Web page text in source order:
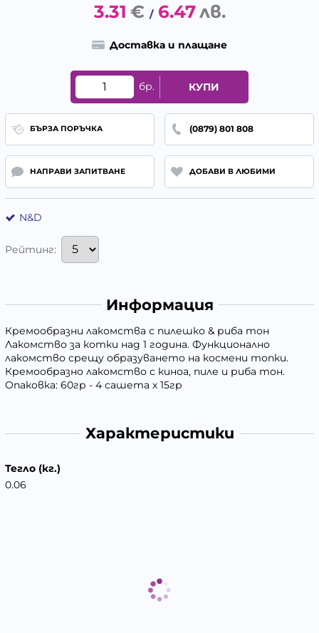
3.31 € / 6.47лв.
Доставка и плащане
бр. КУПИ
БЪРЗА ПОРЪЧКА (0879) 801 808
НАПРАВИ ЗАПИТВАНЕ ДОБАВИ В ЛЮБИМИ
N&D
Рейтинг:
Информация
Кремообразни лакомства с пилешко & риба тон
Лакомство за котки над 1 година. Функционално
лакомство срещу образуването на космени топки.
Кремообразно лакомство с киноа, пиле и риба тон.
Опаковка: 60гр - 4 сашета х 15гр
Характеристики
Тегло (кг.)
0.06